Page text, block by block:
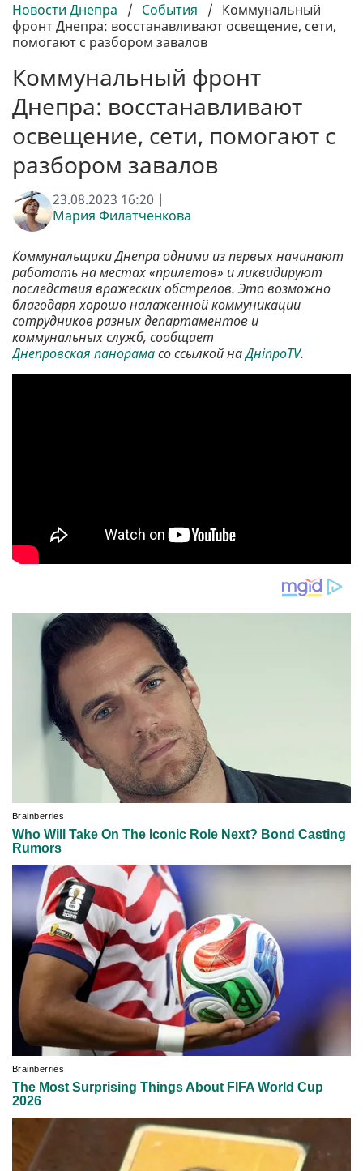
Новости Днепра / События / Коммунальный
фронт Днепра: восстанавливают освещение, сети,
помогают с разбором завалов
Коммунальный фронт
Днепра: восстанавливают
освещение, сети, помогают с
разбором завалов
23.08.2023 16:20 |
Мария Филатченкова
Коммунальщики Днепра одними из первых начинают
работать на местах «прилетов» и ликвидируют
последствия вражеских обстрелов. Это возможно
благодаря хорошо налаженной коммуникации
сотрудников разных департаментов и
коммунальных служб, сообщает
Днепровская панорамасо ссылкой наДніпроTV.